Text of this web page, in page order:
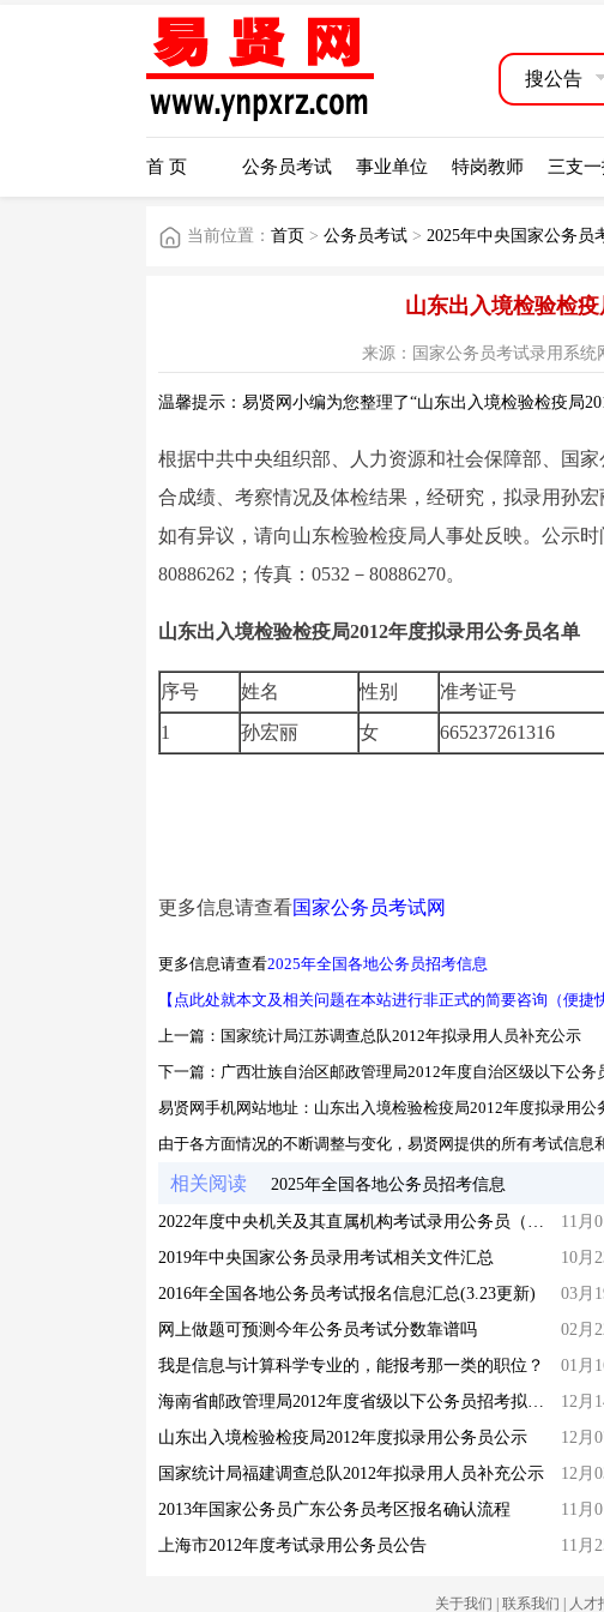
搜公告
首 页 公务员考试 事业单位 特岗教师 三支
当前位置： 首页 > 公务员考试 > 2025年中央国家公务员
山东出入境检验检
来源：国家公务员考试录用系统
温馨提示：易贤网小编为您整理了“山东出入境检验检疫局
根据中共中央组织部、人力资源和社会保障部、国
合成绩、考察情况及体检结果，经研究，拟录用孙
如有异议，请向山东检验检疫局人事处反映。公示时
80886262；传真：0532－80886270。
山东出入境检验检疫局2012年度拟录用公务员名单
序号 姓名 性别 准考证号
1
孙宏丽 女 665237261316
更多信息请查看国家公务员考试网
更多信息请查看2025年全国各地公务员招考信息
【点此处就本文及相关问题在本站进行非正式的简要咨询（便捷
上一篇： 国家统计局江苏调查总队2012年拟录用人员补充公示
下一篇： 广西壮族自治区邮政管理局2012年度自治区级以下公务
易贤网手机网站地址： 山东出入境检验检疫局2012年度拟录用公
由于各方面情况的不断调整与变化，易贤网提供的所有考试信
相关阅读 2025年全国各地公务员招考信息
2022年度中央机关及其直属机构考试录用公务员（贵州考区）报名确认等通知 11月
2019年中央国家公务员录用考试相关文件汇总
10月
2016年全国各地公务员考试报名信息汇总(3.23更新)
03月
网上做题可预测今年公务员考试分数靠谱吗
02月
我是信息与计算科学专业的，能报考那一类的职位？
01月
海南省邮政管理局2012年度省级以下公务员招考拟录用人员公示
12月
山东出入境检验检疫局2012年度拟录用公务员公示
12月
国家统计局福建调查总队2012年拟录用人员补充公示
12月
2013年国家公务员广东公务员考区报名确认流程
11月
上海市2012年度考试录用公务员公告
11月
关于我们 联系我们 人才